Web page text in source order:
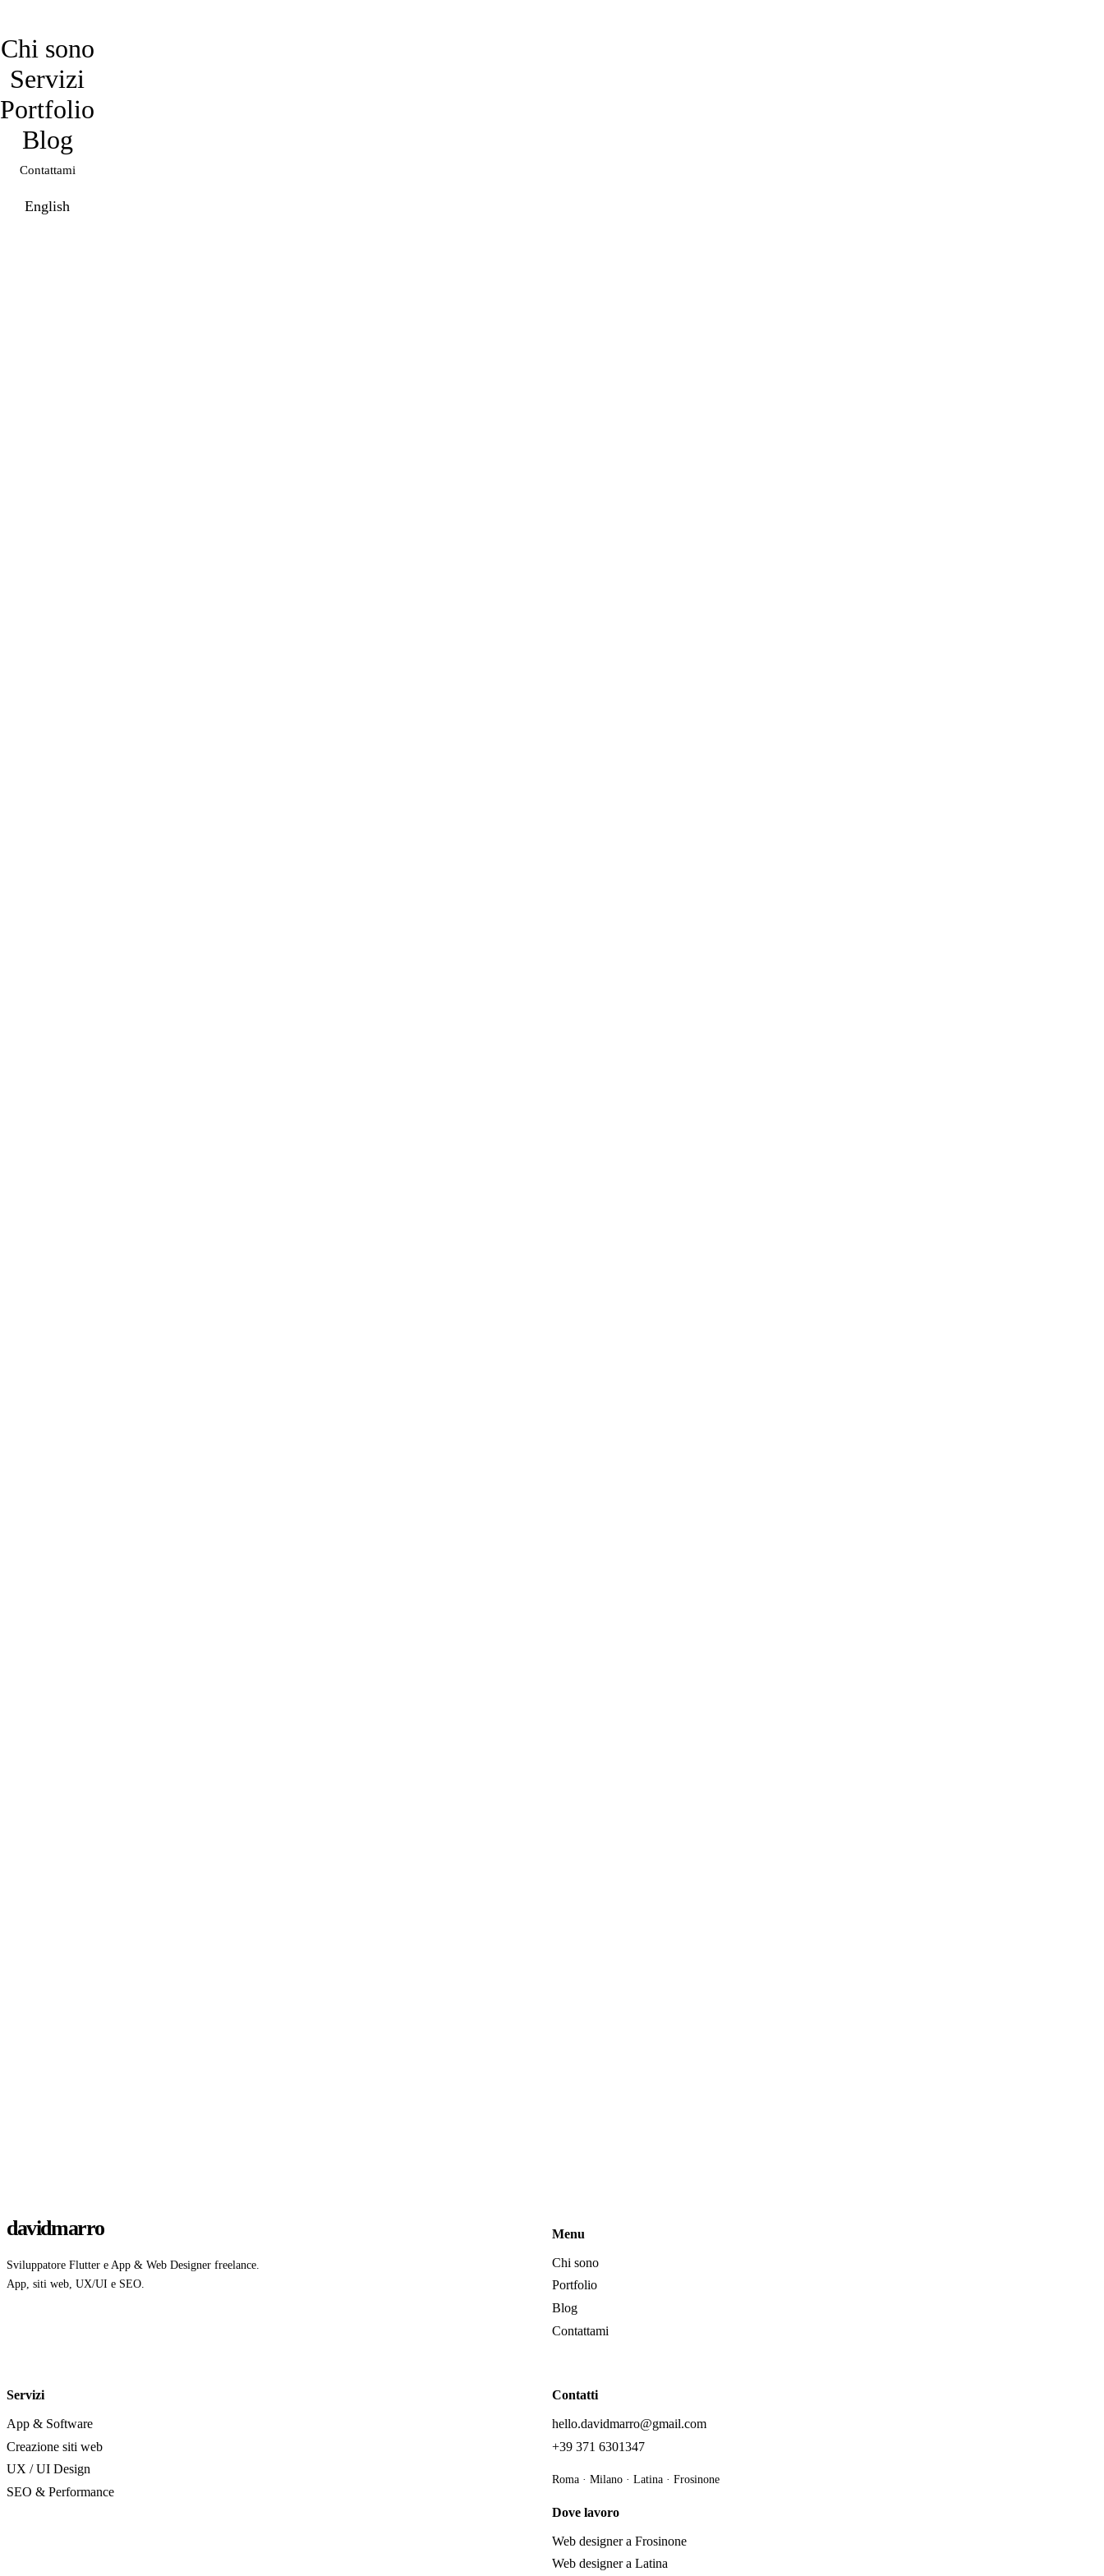
Chi sono
Servizi
Portfolio
Blog
Contattami
English
davidmarro
Sviluppatore Flutter e App & Web Designer freelance.
App, siti web, UX/UI e SEO.
Menu
Chi sono
Portfolio
Blog
Contattami
Servizi
App & Software
Creazione siti web
UX / UI Design
SEO & Performance
Contatti
hello.davidmarro@gmail.com
+39 371 6301347
Roma · Milano · Latina · Frosinone
Dove lavoro
Web designer a Frosinone
Web designer a Latina